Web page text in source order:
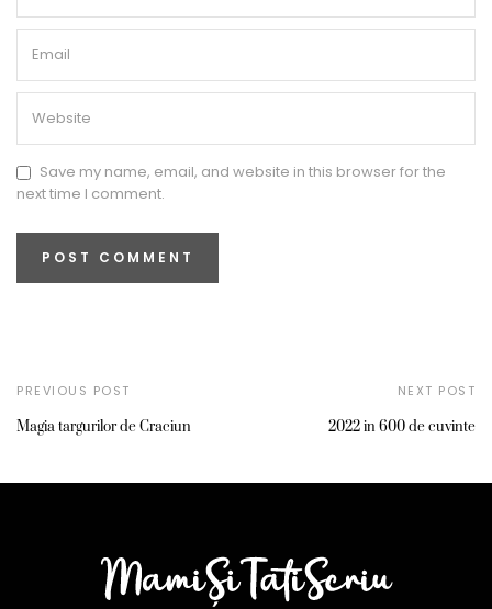
Save my name, email, and website in this browser for the
next time I comment.
PREVIOUS POST
Magia targurilor de Craciun
NEXT POST
2022 in 600 de cuvinte